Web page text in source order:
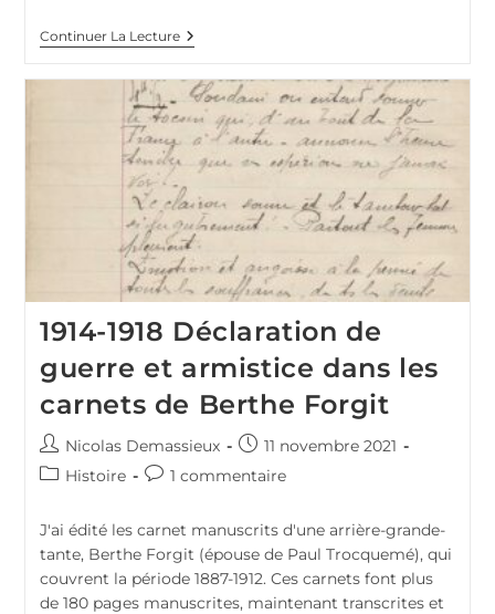
Continuer La LectureTrail
De
Baie
De
Quiberon
–
50
Km
/
400m
D+
1914-1918 Déclaration de
guerre et armistice dans les
carnets de Berthe Forgit
Auteur/autrice
de
Nicolas Demassieux
Publication
publiée :
11 novembre 2021
PostHistoire
Commentaires
1 commentaire
J'ai édité les carnet manuscrits d'une arrière-grande-
tante, Berthe Forgit (épouse de Paul Trocquemé), qui
couvrent la période 1887-1912. Ces carnets font plus
de 180 pages manuscrites, maintenant transcrites et